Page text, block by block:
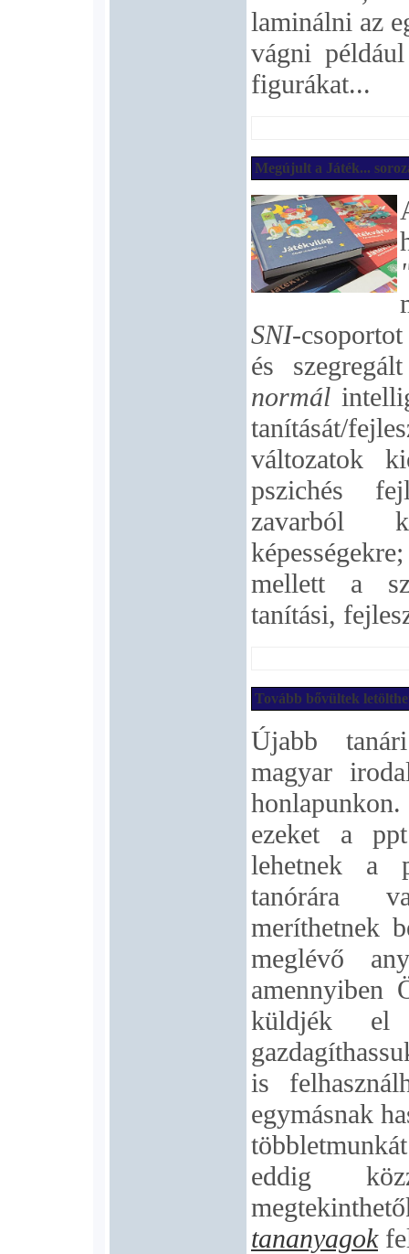
laminálni az
vágni például
figurákat...
Megújult a Játék...
SNI-
és
normál
tanítását/
változatok
pszichés
zavarból
mellett a
tanítási,
Tovább bővültek
Újabb
magyar
ezeket a
lehetnek a
tanórára
meríthetnek
meglévő
amennyiben
küldjék el
is
egymásnak
eddig
tananyagok